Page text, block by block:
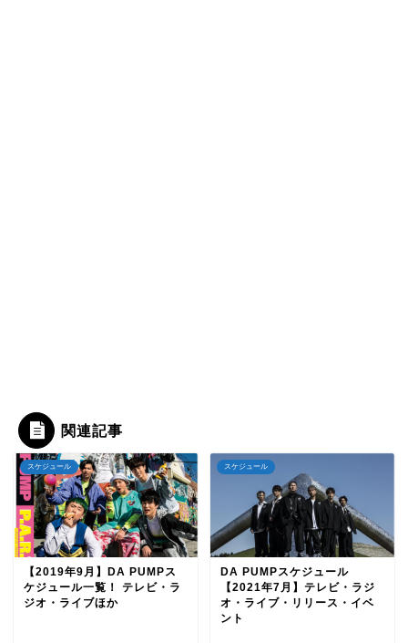
関連記事
スケジュール
【2019年9月】DA PUMPス
ケジュール一覧！ テレビ・ラ
ジオ・ライブほか
スケジュール
DA PUMPスケジュール
【2021年7月】テレビ・ラジ
オ・ライブ・リリース・イベ
ント